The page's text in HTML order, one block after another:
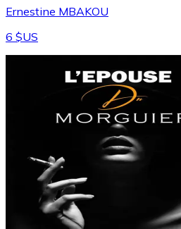
Ernestine MBAKOU
6 $US